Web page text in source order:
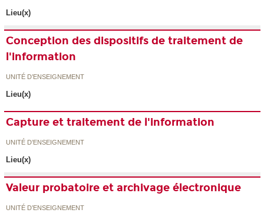
Lieu(x)
Conception des dispositifs de traitement de
l'information
UNITÉ D’ENSEIGNEMENT
Lieu(x)
Capture et traitement de l'information
UNITÉ D’ENSEIGNEMENT
Lieu(x)
Valeur probatoire et archivage électronique
UNITÉ D’ENSEIGNEMENT